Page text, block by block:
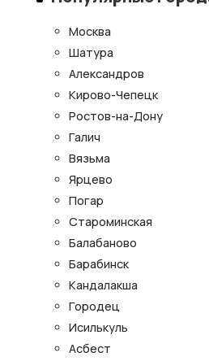
Москва
Шатура
Александров
Кирово-Чепецк
Ростов-на-Дону
Галич
Вязьма
Ярцево
Погар
Староминская
Балабаново
Барабинск
Кандалакша
Городец
Исилькуль
Асбест